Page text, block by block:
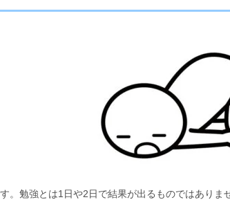
。勉強とは1日や2日で結果が出るものではあり